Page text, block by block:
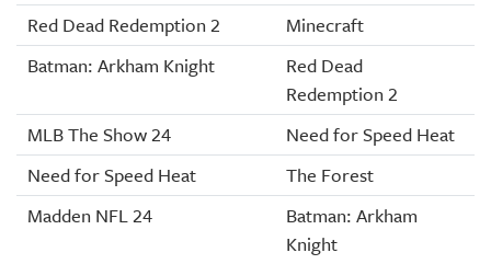
Red Dead Redemption 2
Minecraft
Batman: Arkham Knight
Red Dead
Redemption 2
MLB The Show 24
Need for Speed Heat
Need for Speed Heat
The Forest
Madden NFL 24
Batman: Arkham
Knight